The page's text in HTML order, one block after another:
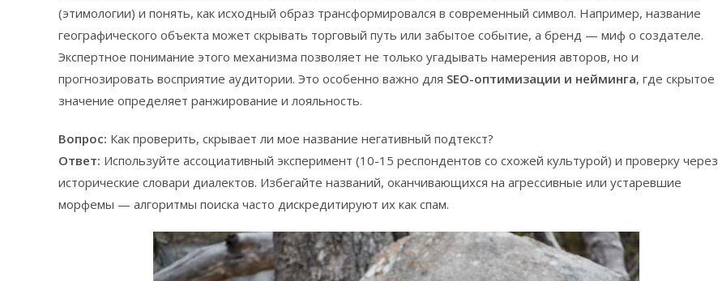
(этимологии) и понять, как исходный образ трансформировался в современный символ. Например, название
географического объекта может скрывать торговый путь или забытое событие, а бренд — миф о создателе.
Экспертное понимание этого механизма позволяет не только угадывать намерения авторов, но и
прогнозировать восприятие аудитории. Это особенно важно для SEO-оптимизации и нейминга, где скрытое
значение определяет ранжирование и лояльность.
Вопрос: Как проверить, скрывает ли мое название негативный подтекст?
Ответ: Используйте ассоциативный эксперимент (10-15 респондентов со схожей культурой) и проверку через
исторические словари диалектов. Избегайте названий, оканчивающихся на агрессивные или устаревшие
морфемы — алгоритмы поиска часто дискредитируют их как спам.